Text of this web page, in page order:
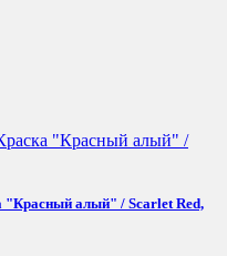
"Красный алый" / Scarlet Red,